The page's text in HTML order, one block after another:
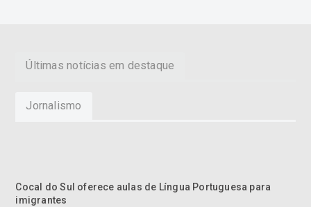
Últimas notícias em destaque
Jornalismo
Cocal do Sul oferece aulas de Língua Portuguesa para
imigrantes